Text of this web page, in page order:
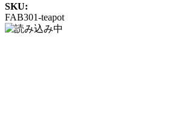
SKU:
FAB301-teapot